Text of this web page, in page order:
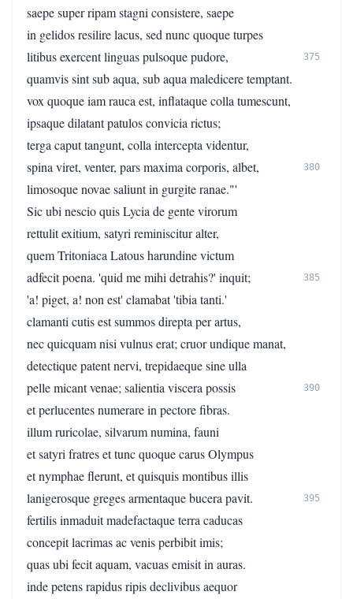
saepe super ripam stagni consistere, saepe
in gelidos resilire lacus, sed nunc quoque turpes
litibus exercent linguas pulsoque pudore,
375
quamvis sint sub aqua, sub aqua maledicere temptant.
vox quoque iam rauca est, inflataque colla tumescunt,
ipsaque dilatant patulos convicia rictus;
terga caput tangunt, colla intercepta videntur,
spina viret, venter, pars maxima corporis, albet,
380
limosoque novae saliunt in gurgite ranae."'
Sic ubi nescio quis Lycia de gente virorum
rettulit exitium, satyri reminiscitur alter,
quem Tritoniaca Latous harundine victum
adfecit poena. 'quid me mihi detrahis?' inquit;
385
'a! piget, a! non est' clamabat 'tibia tanti.'
clamanti cutis est summos direpta per artus,
nec quicquam nisi vulnus erat; cruor undique manat,
detectique patent nervi, trepidaeque sine ulla
pelle micant venae; salientia viscera possis
390
et perlucentes numerare in pectore fibras.
illum ruricolae, silvarum numina, fauni
et satyri fratres et tunc quoque carus Olympus
et nymphae flerunt, et quisquis montibus illis
lanigerosque greges armentaque bucera pavit.
395
fertilis inmaduit madefactaque terra caducas
concepit lacrimas ac venis perbibit imis;
quas ubi fecit aquam, vacuas emisit in auras.
inde petens rapidus ripis declivibus aequor